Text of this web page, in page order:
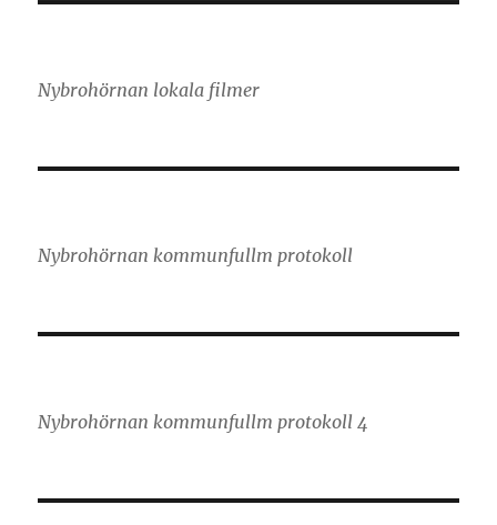
Nybrohörnan lokala filmer
Nybrohörnan kommunfullm protokoll
Nybrohörnan kommunfullm protokoll 4